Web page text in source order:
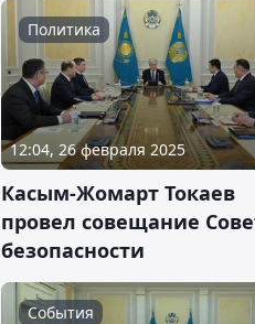
Политика
12:04, 26 февраля 2025
Касым-Жомарт Токаев
провел совещание
безопасности
События